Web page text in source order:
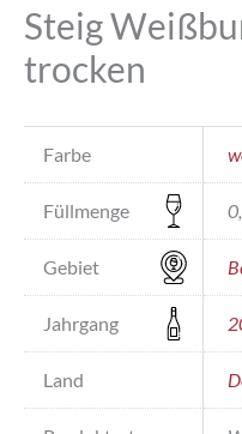
Steig
trocken
Farbe
Füllmenge
Gebiet
Jahrgang
Land